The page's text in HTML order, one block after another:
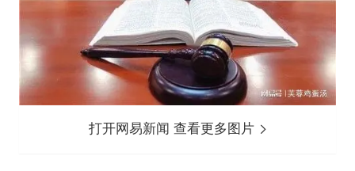
打开网易新闻 查看更多图片